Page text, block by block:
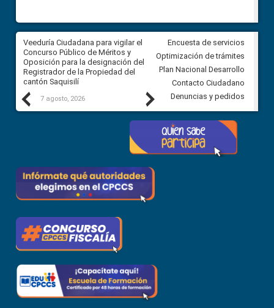
Previous
Veeduría Ciudadana para vigilar el
Concurso Público de Méritos y
Oposición para la designación del
Registrador de la Propiedad del
cantón Saquisilí
7 agosto, 2026
Veeduría Ciudadana para
construcción del asfaltado de
Ballenita del cantón Santa
7 agosto, 2026
Next
Encuesta de servicios
Optimización de trámites
Plan Nacional Desarrollo
Contacto Ciudadano
Denuncias y pedidos